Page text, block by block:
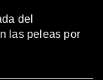
del
las peleas por